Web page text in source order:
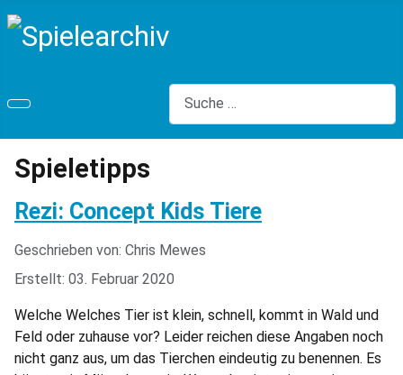
Suchen
Spieletipps
Rezi: Concept Kids Tiere
Geschrieben von: Chris Mewes
Erstellt: 03. Februar 2020
Welche Welches Tier ist klein, schnell, kommt in Wald und
Feld oder zuhause vor? Leider reichen diese Angaben noch
nicht ganz aus, um das Tierchen eindeutig zu benennen. Es